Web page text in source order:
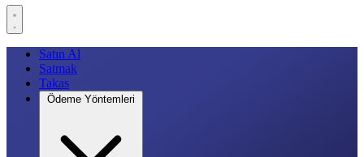
Satın Al
Satmak
Takas
Ödeme Yöntemleri